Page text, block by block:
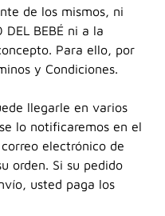
de los mismos, ni
DEL BEBÉ ni a la
Para ello, por
y Condiciones.
llegarle en varios
lo notificaremos en el
electrónico de
orden. Si su pedido
usted paga los